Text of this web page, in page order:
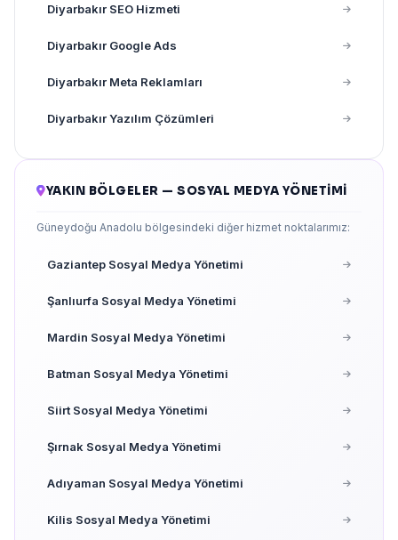
Diyarbakır SEO Hizmeti
Diyarbakır Google Ads
Diyarbakır Meta Reklamları
Diyarbakır Yazılım Çözümleri
YAKIN BÖLGELER — SOSYAL MEDYA YÖNETIMI
Güneydoğu Anadolu bölgesindeki diğer hizmet noktalarımız:
Gaziantep Sosyal Medya Yönetimi
Şanlıurfa Sosyal Medya Yönetimi
Mardin Sosyal Medya Yönetimi
Batman Sosyal Medya Yönetimi
Siirt Sosyal Medya Yönetimi
Şırnak Sosyal Medya Yönetimi
Adıyaman Sosyal Medya Yönetimi
Kilis Sosyal Medya Yönetimi